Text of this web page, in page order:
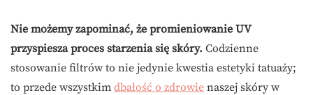
Nie możemy zapominać, że promieniowanie UV
przyspiesza proces starzenia się skóry. Codzienne
stosowanie filtrów to nie jedynie kwestia estetyki tatuaży;
to przede wszystkim dbałość o zdrowie naszej skóry w